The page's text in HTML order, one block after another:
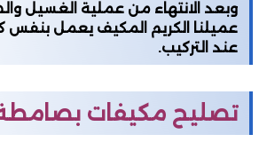
وبعد الانتهاء من عملية الغسيل
عميلنا الكريم المكيف يعمل بنفس
عند التركيب.
تصليح مكيفات